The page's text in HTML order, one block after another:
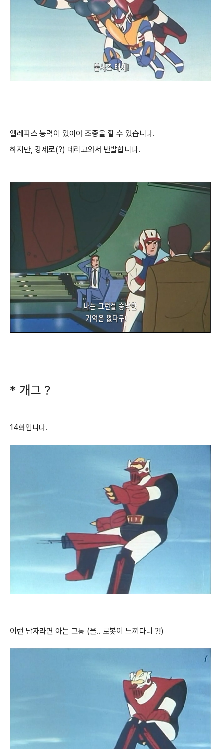
엘레파스 능력이 있어야 조종을 할 수 있습니다.
하지만, 강제로(?) 데리고와서 반발합니다.
* 개그 ?
14화입니다.
이런 남자라면 아는 고통 (을.. 로봇이 느끼다니 ?!)